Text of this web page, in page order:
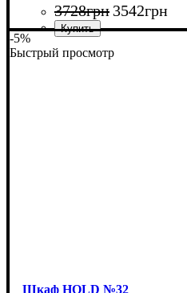
3728грн 3542грн
-5%
Быстрый просмотр
Шкаф НOLD №32